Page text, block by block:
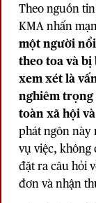
Theo nguồn
KMA nhấn
một người
theo toa và
xem xét là
nghiêm trọng
toàn xã hội
phát ngôn này
vụ việc, không
đặt ra câu hỏi
đơn và nhận